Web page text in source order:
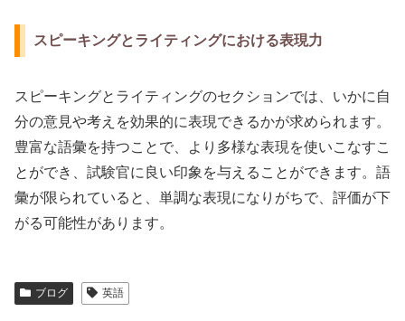
スピーキングとライティングにおける表現力
スピーキングとライティングのセクションでは、いかに自
分の意見や考えを効果的に表現できるかが求められます。
豊富な語彙を持つことで、より多様な表現を使いこなすこ
とができ、試験官に良い印象を与えることができます。語
彙が限られていると、単調な表現になりがちで、評価が下
がる可能性があります。
ブログ 英語